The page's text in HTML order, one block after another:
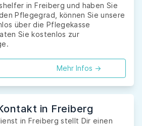
in Freiberg und haben Sie
Pflegegrad, können Sie unsere
über die Pflegekasse
Sie kostenlos zur
Mehr Infos ->
in Freiberg
in Freiberg stellt Dir einen